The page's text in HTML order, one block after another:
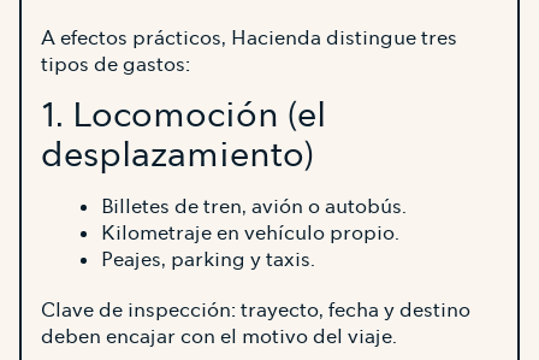
A efectos prácticos, Hacienda distingue tres
tipos de gastos:
1. Locomoción (el
desplazamiento)
Billetes de tren, avión o autobús.
Kilometraje en vehículo propio.
Peajes, parking y taxis.
Clave de inspección: trayecto, fecha y destino
deben encajar con el motivo del viaje.